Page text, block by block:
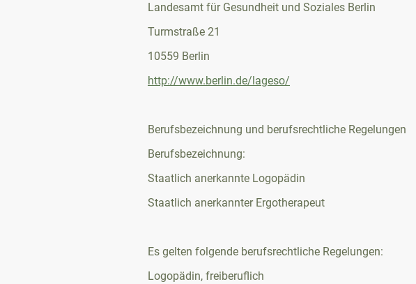
Landesamt für Gesundheit und Soziales Berlin
Turmstraße 21
10559 Berlin
http://www.berlin.de/lageso/
Berufsbezeichnung und berufsrechtliche Regelungen
Berufsbezeichnung:
Staatlich anerkannte Logopädin
Staatlich anerkannter Ergotherapeut
Es gelten folgende berufsrechtliche Regelungen:
Logopädin, freiberuflich